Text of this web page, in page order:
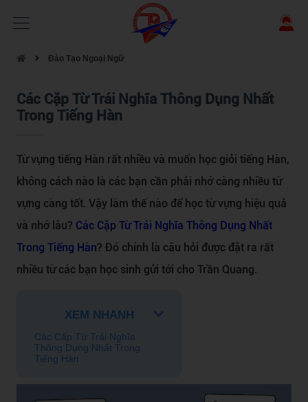
Đào Tạo Ngoại Ngữ
Các Cặp Từ Trái Nghĩa Thông Dụng Nhất
Trong Tiếng Hàn
Từ vựng tiếng Hàn rất nhiều và muốn học giỏi tiếng Hàn,
không cách nào là các bạn cần phải nhớ càng nhiều từ
vựng càng tốt. Vậy làm thế nào để học từ vựng hiệu quả
và nhớ lâu? Các Cặp Từ Trái Nghĩa Thông Dụng Nhất
Trong Tiếng Hàn? Đó chính là câu hỏi được đặt ra rất
nhiều từ các bạn học sinh gửi tới cho Trần Quang.
XEM NHANH
Các Cặp Từ Trái Nghĩa
Thông Dụng Nhất Trong
Tiếng Hàn